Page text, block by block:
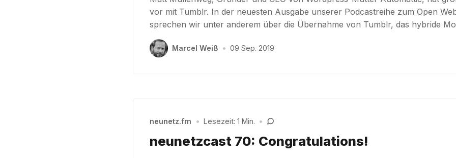
vor mit Tumblr. In der neuesten Ausgabe unserer Podcastreihe zum Open
sprechen wir unter anderem über die Übernahme von Tumblr, das hybride
Marcel Weiß • 09 Sep. 2019
neunetz.fm • Lesezeit: 1 Min. •
neunetzcast 70: Congratulations!